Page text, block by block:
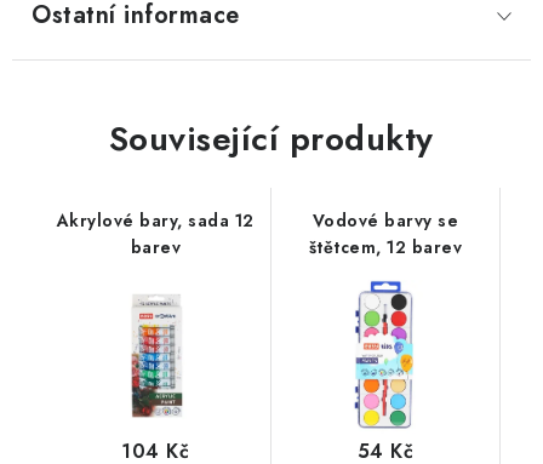
Ostatní informace
Související produkty
Akrylové bary, sada 12
barev
104 Kč
Vodové barvy se
štětcem, 12 barev
54 Kč